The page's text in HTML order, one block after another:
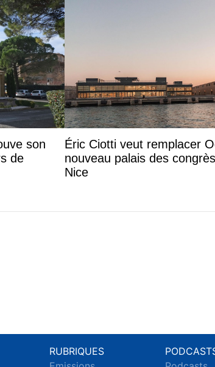
son
de
Éric Ciotti veut remplacer
nouveau palais des
Nice
RUBRIQUES